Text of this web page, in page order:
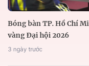
Bóng bàn TP. Hồ Chí
vàng Đại hội 2026
3 ngày trước